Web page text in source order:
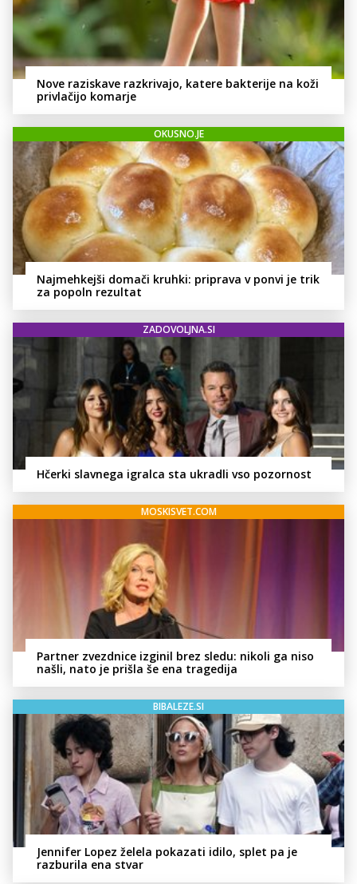
Nove raziskave razkrivajo, katere bakterije na koži
privlačijo komarje
OKUSNO.JE
Najmehkejši domači kruhki: priprava v ponvi je trik
za popoln rezultat
ZADOVOLJNA.SI
Hčerki slavnega igralca sta ukradli vso pozornost
MOSKISVET.COM
Partner zvezdnice izginil brez sledu: nikoli ga niso
našli, nato je prišla še ena tragedija
BIBALEZE.SI
Jennifer Lopez želela pokazati idilo, splet pa je
razburila ena stvar